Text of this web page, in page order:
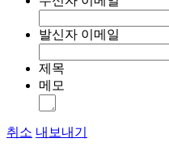
발신자 이메일
제목
메모
취소 내보내기